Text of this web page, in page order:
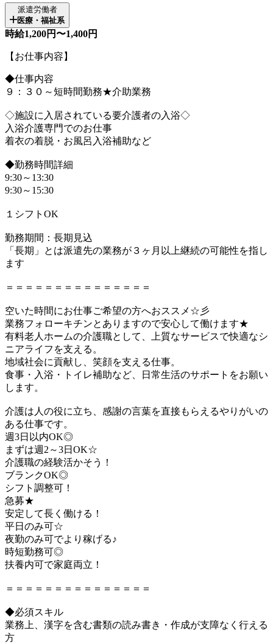
派遣労働者
医療・福祉系
時給1,200円〜1,400円
【お仕事内容】
◆仕事内容
９：３０～短時間勤務★介助業務
◇施設に入居されている要介護者の入浴◇
入浴介護専門でのお仕事
着衣の着脱・お風呂入浴補助など
◆勤務時間詳細
9:30～13:30
9:30～15:30
１シフトOK
勤務期間：長期見込
「長期」とは派遣先の業務が３ヶ月以上継続の可能性を指し
ます
＝＝＝＝＝＝＝＝＝＝＝＝＝＝＝
空いた時間にお仕事ご希望の方へおススメ☆彡
業務フォローキチンとありますので安心して働けます★
有料老人ホームの介護職として、上質なサービスで快適なシ
ニアライフを支える。
地域社会に貢献し、笑顔を支える仕事。
食事・入浴・トイレ補助など、日常生活のサポートをお願い
します。
介護は人の役に立ち、感謝の言葉を直接もらえるやりがいの
ある仕事です。
週3日以内OK◎
まずは週2～3日OK☆
介護職の経験活かそう！
ブランクOK◎
シフト調整可！
急募★
安定して長く働ける！
平日のみ可☆
夜勤のみ可でより稼げる♪
時短勤務可◎
扶養内可で家庭両立！
＝＝＝＝＝＝＝＝＝＝＝＝＝＝＝
◆必須スキル
業務上、漢字を含む書類の読み書き・作成が支障なく行える
方